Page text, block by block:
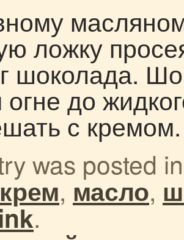
ложку
шоколада.
до
с кремом.
was posted
крем, масло,
.